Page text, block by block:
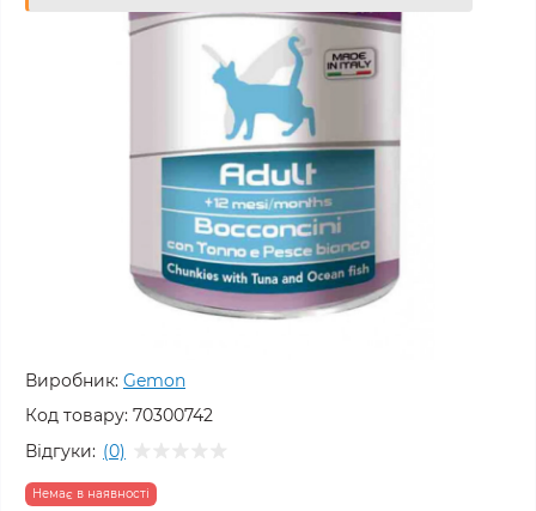
Виробник: Gemon
Код товару: 70300742
Відгуки: (0)
Немає в наявності